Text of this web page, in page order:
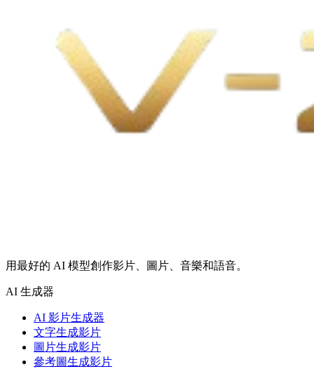
用最好的 AI 模型創作影片、圖片、音樂和語音。
AI 生成器
AI 影片生成器
文字生成影片
圖片生成影片
參考圖生成影片